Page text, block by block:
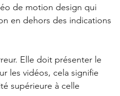
de motion design qui
en dehors des indications
Elle doit présenter le
les vidéos, cela signifie
supérieure à celle